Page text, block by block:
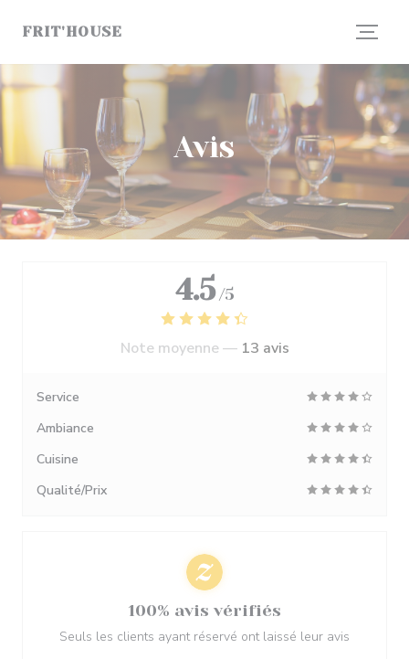
FRIT'HOUSE
Avis
4.5 /5
Note moyenne — 13 avis
Service
Ambiance
Cuisine
Qualité/Prix
100% avis vérifiés
Seuls les clients ayant réservé ont laissé leur avis